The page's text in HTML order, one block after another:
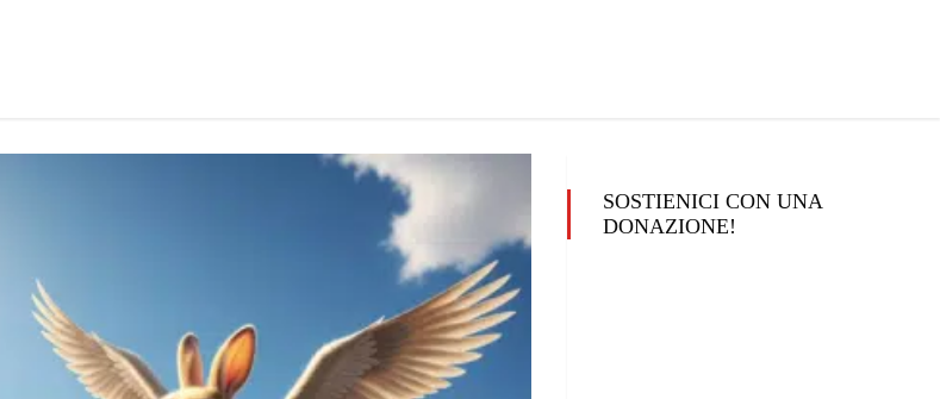
SOSTIENICI CON UNA
DONAZIONE!